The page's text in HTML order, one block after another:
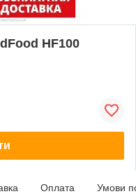
HF100
Оплата Умови